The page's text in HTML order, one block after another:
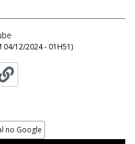
04/12/2024 - 01H51)
no Google